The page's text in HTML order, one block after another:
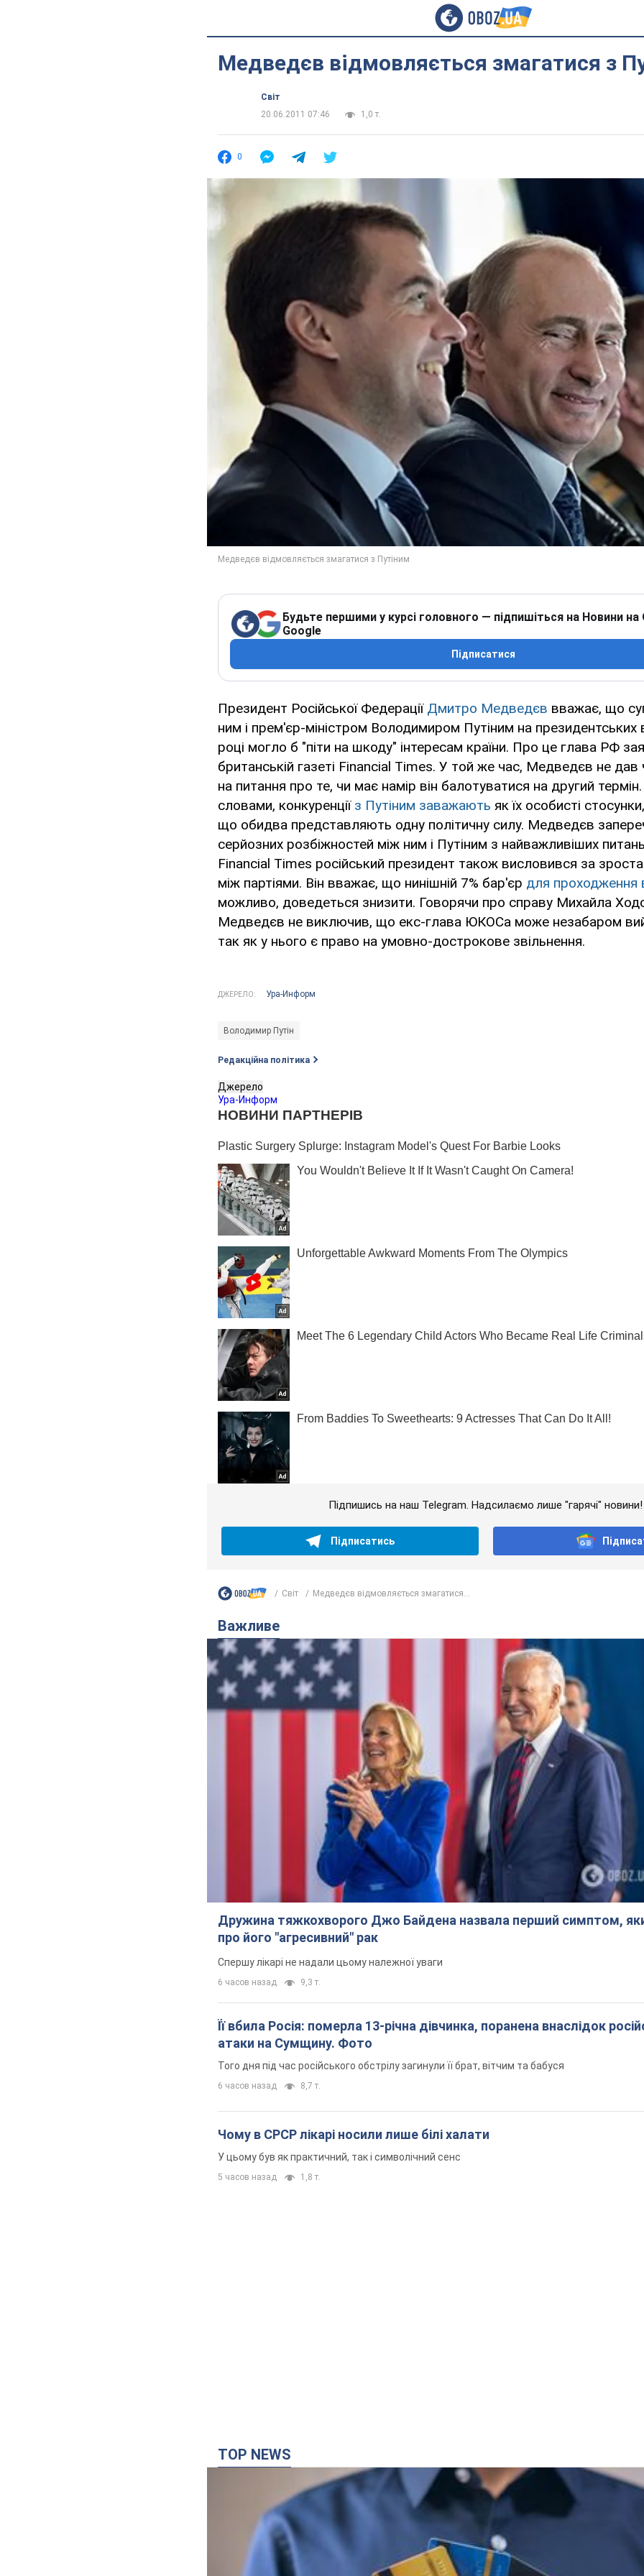
Медведєв відмовляється змагатися з
Світ
20.06.2011 07:46
1,0 т.
0
Будьте першими у курсі головного — підпишіться на Новини на
Google
Підписатися
Президент Російської Федерації Дмитро Медведєв вважає, що
ним і прем'єр-міністром Володимиром Путіним на президентських
році могло б "піти на шкоду" інтересам країни. Про це глава РФ
британській газеті Financial Times. У той же час, Медведєв не дав
на питання про те, чи має намір він балотуватися на другий
словами, конкуренції з Путіним заважають як їх особисті
що обидва представляють одну політичну силу. Медведєв
серйозних розбіжностей між ним і Путіним з найважливіших
Financial Times російський президент також висловився за
між партіями. Він вважає, що нинішній 7% бар'єр для
можливо, доведеться знизити. Говорячи про справу Михайла
Медведєв не виключив, що екс-глава ЮКОСа може незабаром
так як у нього є право на умовно-дострокове звільнення.
ДЖЕРЕЛО: Ура-Информ
Володимир Путін
Редакційна політика
Джерело
Ура-Информ
Підпишись на наш Telegram. Надсилаємо лише "гарячі" новини!
Підписатись
Світ Медведєв відмовляється змагатися...
Важливе
Дружина тяжкохворого Джо Байдена назвала перший симптом,
про його "агресивний" рак
Спершу лікарі не надали цьому належної уваги
6 часов назад 9,3 т.
Її вбила Росія: померла 13-річна дівчинка, поранена внаслідок
атаки на Сумщину. Фото
Того дня під час російського обстрілу загинули її брат, вітчим та бабуся
6 часов назад 8,7 т.
Чому в СРСР лікарі носили лише білі халати
У цьому був як практичний, так і символічний сенс
5 часов назад 1,8 т.
TOP NEWS